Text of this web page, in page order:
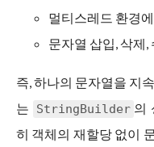
멀티스레드 환경
문자열 삽입, 삭제,
즉, 하나의 문자열을 지
는
StringBuilder 의
히 객체의 재할당 없이